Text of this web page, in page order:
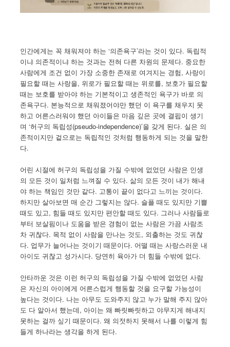
인간에게는 꼭 채워져야 하는 ‘의존욕구’라는 것이 있다. 독립적
이냐 의존적이냐 하는 것과는 전혀 다른 차원의 문제다. 중요한
사람에게 조건 없이 가장 소중한 존재로 여겨지는 경험, 사랑이
필요할 때는 사랑을, 위로가 필요할 때는 위로를, 보호가 필요할
때는 보호를 받아야 하는 기본적이고 생존적인 욕구가 바로 의
존욕구다. 본능적으로 채워졌어야만 했던 이 욕구를 채우지 못
하고 어른스러워야 했던 아이들은 마음 깊은 곳에 결핍이 생기
며 ‘허구의 독립성(pseudo-independence)’을 갖게 된다. 실은 의
존적이지만 겉으로는 독립적인 것처럼 행동하게 되는 것을 말한
다.
어린 시절에 허구의 독립성을 가질 수밖에 없었던 사람은 인생
의 모든 것이 일처럼 느껴질 수 있다. 삶의 모든 것이 내가 해내
야 하는 책임인 것만 같다. 고통이 끝이 없다고 느끼는 것이다.
하지만 살아보면 매 순간 그렇지는 않다. 슬플 때도 있지만 기쁠
때도 있고, 힘들 때도 있지만 편안할 때도 있다. 그러나 사람들로
부터 보살핌이나 도움을 받은 경험이 없는 사람은 가끔 사람조
차 귀찮다. 목적 없이 사람을 만나는 것도, 외출하는 것도 귀찮
다. 업무가 늘어나는 것이기 때문이다. 어떨 때는 사랑스러운 내
아이도 귀찮고 성가시다. 당연히 육아가 더 힘들 수밖에 없다.
안타까운 것은 이런 허구의 독립성을 가질 수밖에 없었던 사람
은 자신의 아이에게 어른스럽게 행동할 것을 요구할 가능성이
높다는 것이다. 나는 아무도 도와주지 않고 누가 말해 주지 않아
도 다 알아서 했는데, 아이는 왜 빠릿빠릿하고 야무지게 해내지
못하는 걸까 싶기 때문이다. 왜 의젓하지 못해서 나를 이렇게 힘
들게 하나라는 생각을 하게 된다.